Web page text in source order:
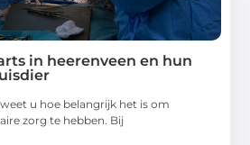
in heerenveen en hun
u hoe belangrijk het is om
zorg te hebben. Bij